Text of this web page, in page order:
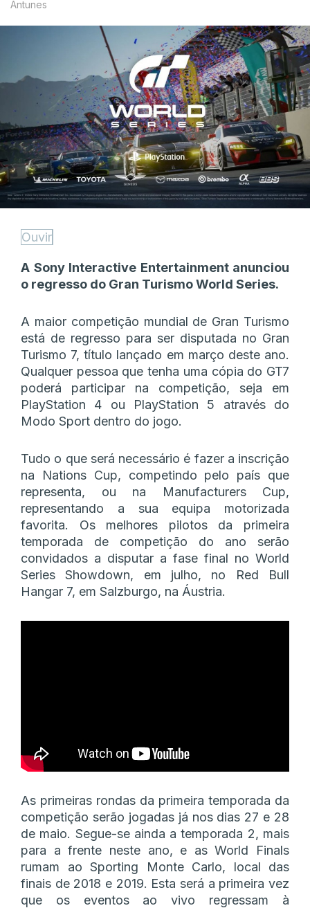
Antunes
Ouvir
A Sony Interactive Entertainment anunciou
o regresso do Gran Turismo World Series.
A maior competição mundial de Gran Turismo
está de regresso para ser disputada no Gran
Turismo 7, título lançado em março deste ano.
Qualquer pessoa que tenha uma cópia do GT7
poderá participar na competição, seja em
PlayStation 4 ou PlayStation 5 através do
Modo Sport dentro do jogo.
Tudo o que será necessário é fazer a inscrição
na Nations Cup, competindo pelo país que
representa, ou na Manufacturers Cup,
representando a sua equipa motorizada
favorita. Os melhores pilotos da primeira
temporada de competição do ano serão
convidados a disputar a fase final no World
Series Showdown, em julho, no Red Bull
Hangar 7, em Salzburgo, na Áustria.
As primeiras rondas da primeira temporada da
competição serão jogadas já nos dias 27 e 28
de maio. Segue-se ainda a temporada 2, mais
para a frente neste ano, e as World Finals
rumam ao Sporting Monte Carlo, local das
finais de 2018 e 2019. Esta será a primeira vez
que os eventos ao vivo regressam à